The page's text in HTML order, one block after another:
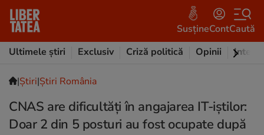
SusțineContCaută
Ultimele știri
Exclusiv Criză politică Opinii
|Ştiri|Știri România
CNAS are dificultăți în angajarea IT-iștilor:
Doar 2 din 5 posturi au fost ocupate după